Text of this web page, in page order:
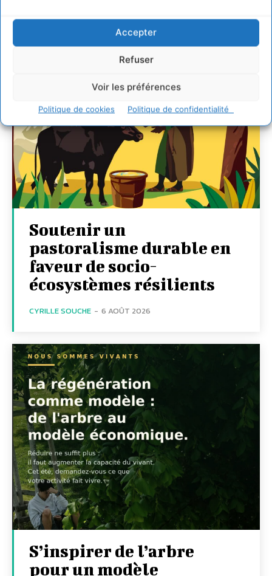
Accepter
Refuser
Voir les préférences
Politique de cookies Politique de confidentialité
Soutenir un
pastoralisme durable en
faveur de socio-
écosystèmes résilients
CYRILLE SOUCHE - 6 AOÛT 2026
S’inspirer de l’arbre
pour un modèle